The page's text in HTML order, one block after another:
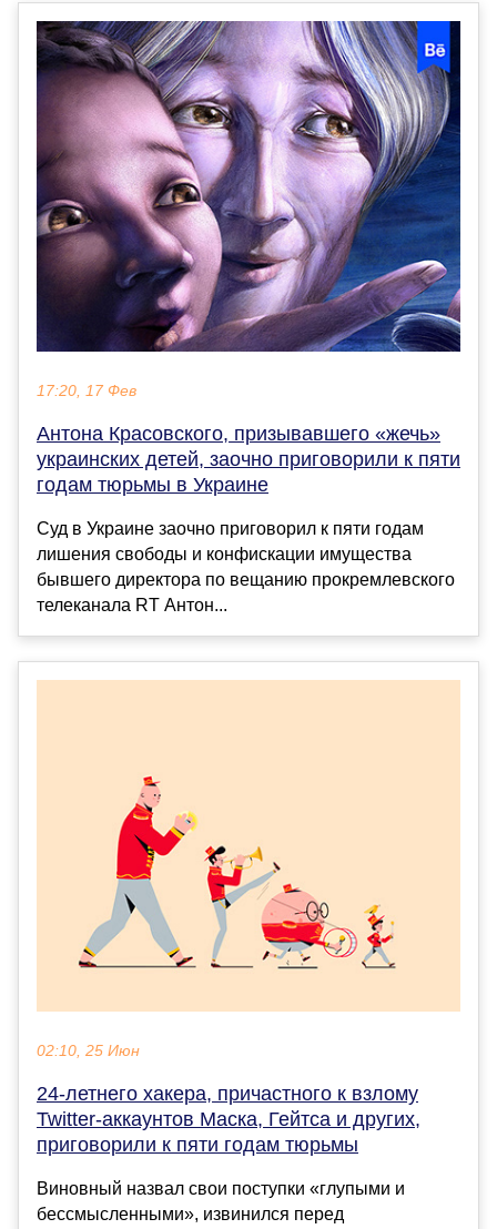
17:20, 17 Фев
Антона Красовского, призывавшего «жечь»
украинских детей, заочно приговорили к пяти
годам тюрьмы в Украине
Суд в Украине заочно приговорил к пяти годам
лишения свободы и конфискации имущества
бывшего директора по вещанию прокремлевского
телеканала RT Антон...
02:10, 25 Июн
24-летнего хакера, причастного к взлому
Twitter-аккаунтов Маска, Гейтса и других,
приговорили к пяти годам тюрьмы
Виновный назвал свои поступки «глупыми и
бессмысленными», извинился перед